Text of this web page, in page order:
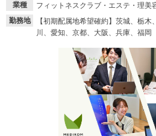
業種
フィットネスクラブ・エステ・理美
勤務地
【初期配属地希望確約】茨城、栃
川、愛知、京都、大阪、兵庫、福岡